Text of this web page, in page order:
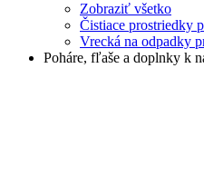
Zobraziť všetko
Čistiace prostriedky
Vrecká na odpadky
Poháre, fľaše a doplnky k